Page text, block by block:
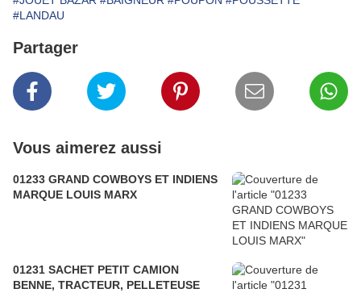
#LANDAU
Partager
Vous aimerez aussi
01233 GRAND COWBOYS ET INDIENS
MARQUE LOUIS MARX
01231 SACHET PETIT CAMION
BENNE, TRACTEUR, PELLETEUSE